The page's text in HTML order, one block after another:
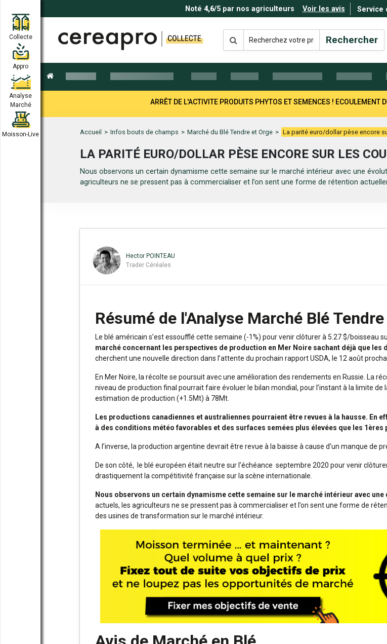
Noté 4,6/5 par nos agriculteurs Voir les avis Service
Rechercher
ARRÊT DE L'ACTIVITE PRODUITS PHYTOS ET SEMENCES ! ECOULEMENT
Collecte
Appro
Analyse
Marché
Moisson-Live Accueil > Infos bouts de champs > Marché du Blé Tendre et Orge > La parité euro/dollar pèse encore
LA PARITÉ EURO/DOLLAR PÈSE ENCORE SUR LES
Nous observons un certain dynamisme cette semaine sur le marché intérieur avec une
agriculteurs ne se pressent pas à commercialiser et l’on sent une forme de rétention
Hector POINTEAU
Trader Céréales
Résumé de l'Analyse Marché Blé Tendre
Le blé américain s’est essoufflé cette semaine (-1%) pour venir clôturer à 5.27 $/boisseau
marché concernant les perspectives de production en Mer Noire sachant déjà que
cherchent une nouvelle direction dans l’attente du prochain rapport USDA, le 12 août
En Mer Noire, la récolte se poursuit avec une amélioration des rendements en Russie. La
niveau de production final pourrait faire évoluer le bilan mondial, pour l’instant à la limite
estimation de production (+1.5Mt) à 78Mt.
Les productions canadiennes et australiennes pourraient être revues à la hausse. En
à des conditions météo favorables et des surfaces semées plus élevées que les 1ères
A l’inverse, la production argentine devrait être revue à la baisse à cause d’un manque de
De son côté, le blé européen était neutre sur l’échéance septembre 2020 pour venir
drastiquement la compétitivité française sur la scène internationale.
Nous observons un certain dynamisme cette semaine sur le marché intérieur avec
actuels, les agriculteurs ne se pressent pas à commercialiser et l’on sent une forme de
des usines de transformation sur le marché intérieur.